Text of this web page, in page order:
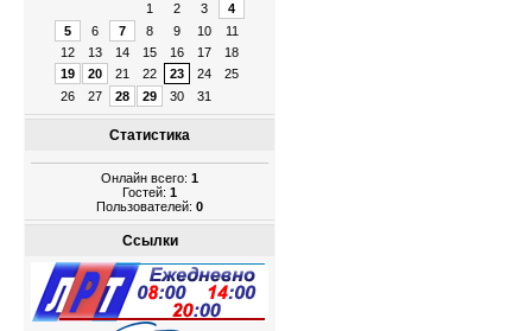
1
2 3
4
5
6 7 8 9 10
11
12
13 14 15 16 17
18
19
20 21 22 23 24
25
26
27 28 29 30 31
Статистика
Онлайн всего: 1
Гостей: 1
Пользователей: 0
Ссылки